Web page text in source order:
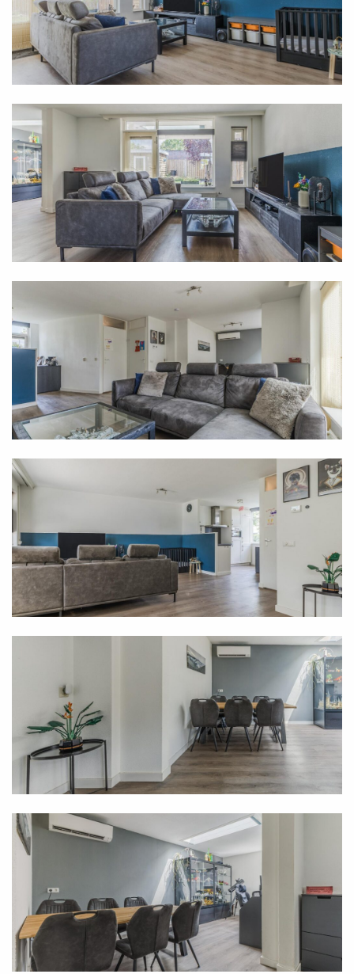
-13 zonnepanelen
Are you looking for a lovely family home in a quiet
location, with plenty of living space both inside and
out? Then come and take a look at Spoorven in the
north of Veghel. After all, this very well-maintained
corner house is becoming available there. Inside,
this beautiful home offers, among other things,
three full-sized bedrooms, an extended living room,
and a modern kitchen and bathroom. It is easy to
keep the interior cool in the summer, as two fixed air
conditioning units have been installed. Meanwhile,
you also have plenty of storage space. This well-
insulated home includes a large attic and an
internally accessible garage. Finally, as a resident,
you have a neatly landscaped front and back garden
at your disposal. The latter faces the sunny south
and is enhanced with a beautiful covered patio, a
detached storage shed, and a back entrance.
Location
pleasant residential area in the north of Veghel. This
is an ideal living environment for those who love
peace, space, and greenery. You have no neighbors
at the back, and from Spoorven you can walk straight
into the beautiful Geerbos. Important daily amenities
are also within easy reach. For instance, there are
several primary schools within short walking
distance, and there are multiple supermarkets and
other shops nearby, such as at Shopping Centre De
Bunders, less than a five-minute bike ride away, or in
the charming village centre, a kilometer and a half
away. Accessibility to this house on Spoorven is also
excellent. After all, there are various bus stops in the
vicinity, and within a five-minute drive you are at the
access road to the A50 motorway.
Ground floor
When you enter this home through the covered front
door, you first arrive in a spacious entrance hall. Here
you will find, among other things, the staircase, the
meter cupboard, and the access door to a separate
toilet room with neat tiling, a wall-mounted toilet, and
a washbasin.